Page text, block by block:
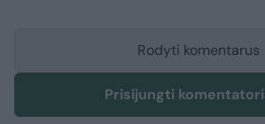
Rodyti komentarus
Prisijungti